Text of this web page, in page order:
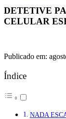
DETETIVE
CELULAR
Publicado em:
Índice
NADA